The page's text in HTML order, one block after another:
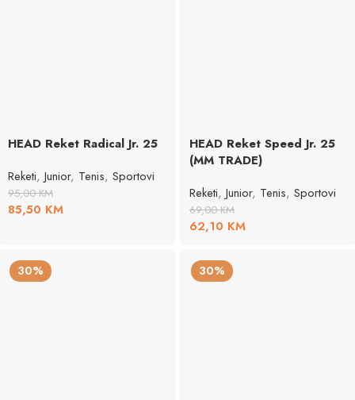
HEAD Reket Radical Jr. 25
Reketi, Junior, Tenis, Sportovi
95,00KM
85,50 KM
HEAD Reket Speed Jr. 25
(MM TRADE)
Reketi, Junior, Tenis, Sportovi
69,00KM
62,10 KM
30% 30%